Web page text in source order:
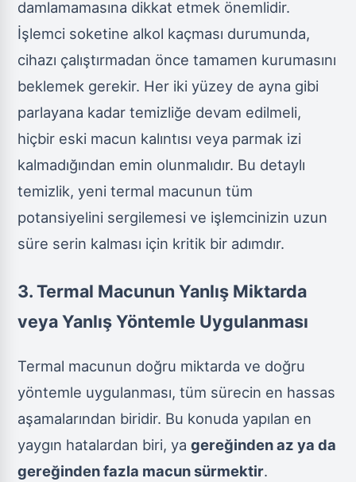
damlamamasına dikkat etmek önemlidir.
İşlemci soketine alkol kaçması durumunda,
cihazı çalıştırmadan önce tamamen kurumasını
beklemek gerekir. Her iki yüzey de ayna gibi
parlayana kadar temizliğe devam edilmeli,
hiçbir eski macun kalıntısı veya parmak izi
kalmadığından emin olunmalıdır. Bu detaylı
temizlik, yeni termal macunun tüm
potansiyelini sergilemesi ve işlemcinizin uzun
süre serin kalması için kritik bir adımdır.
3. Termal Macunun Yanlış Miktarda
veya Yanlış Yöntemle Uygulanması
Termal macunun doğru miktarda ve doğru
yöntemle uygulanması, tüm sürecin en hassas
aşamalarından biridir. Bu konuda yapılan en
yaygın hatalardan biri, yagereğinden az ya da
gereğinden fazla macun sürmektir.